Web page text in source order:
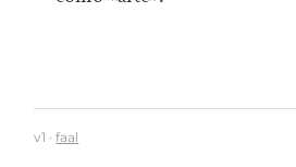
v1 ·faal